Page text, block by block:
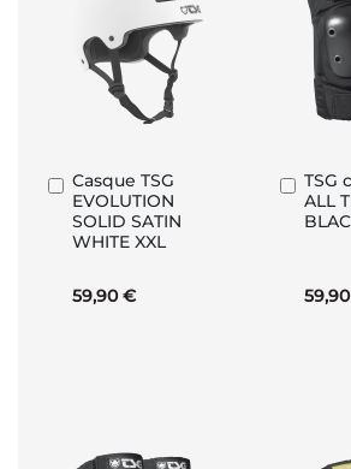
Casque TSG
EVOLUTION
SOLID SATIN
WHITE XXL
59,90 €
Ajouter
au
panier
TSG
ALL
au